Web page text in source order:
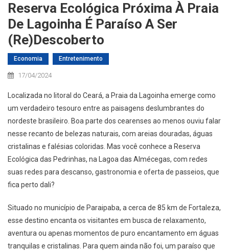
Reserva Ecológica Próxima À Praia
De Lagoinha É Paraíso A Ser
(re)descoberto
Economia Entretenimento
17/04/2024
Localizada no litoral do Ceará, a Praia da Lagoinha emerge como
um verdadeiro tesouro entre as paisagens deslumbrantes do
nordeste brasileiro. Boa parte dos cearenses ao menos ouviu falar
nesse recanto de belezas naturais, com areias douradas, águas
cristalinas e falésias coloridas. Mas você conhece a Reserva
Ecológica das Pedrinhas, na Lagoa das Almécegas, com redes
suas redes para descanso, gastronomia e oferta de passeios, que
fica perto dali?
Situado no município de Paraipaba, a cerca de 85 km de Fortaleza,
esse destino encanta os visitantes em busca de relaxamento,
aventura ou apenas momentos de puro encantamento em águas
tranquilas e cristalinas. Para quem ainda não foi, um paraíso que